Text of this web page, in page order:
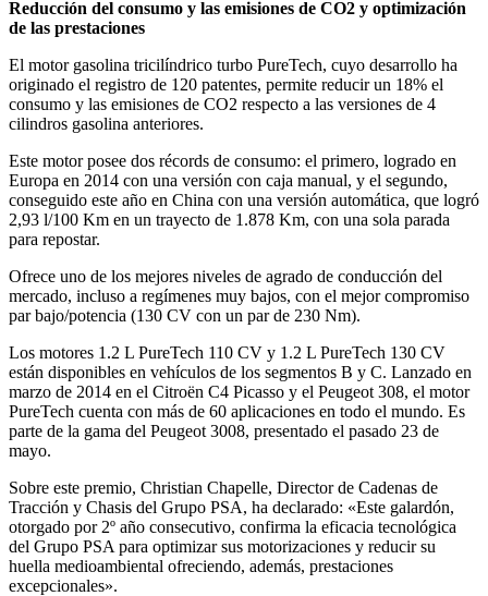
Reducción del consumo y las emisiones de CO2 y optimización
de las prestaciones
El motor gasolina tricilíndrico turbo PureTech, cuyo desarrollo ha
originado el registro de 120 patentes, permite reducir un 18% el
consumo y las emisiones de CO2 respecto a las versiones de 4
cilindros gasolina anteriores.
Este motor posee dos récords de consumo: el primero, logrado en
Europa en 2014 con una versión con caja manual, y el segundo,
conseguido este año en China con una versión automática, que logró
2,93 l/100 Km en un trayecto de 1.878 Km, con una sola parada
para repostar.
Ofrece uno de los mejores niveles de agrado de conducción del
mercado, incluso a regímenes muy bajos, con el mejor compromiso
par bajo/potencia (130 CV con un par de 230 Nm).
Los motores 1.2 L PureTech 110 CV y 1.2 L PureTech 130 CV
están disponibles en vehículos de los segmentos B y C. Lanzado en
marzo de 2014 en el Citroën C4 Picasso y el Peugeot 308, el motor
PureTech cuenta con más de 60 aplicaciones en todo el mundo. Es
parte de la gama del Peugeot 3008, presentado el pasado 23 de
mayo.
Sobre este premio, Christian Chapelle, Director de Cadenas de
Tracción y Chasis del Grupo PSA, ha declarado: «Este galardón,
otorgado por 2º año consecutivo, confirma la eficacia tecnológica
del Grupo PSA para optimizar sus motorizaciones y reducir su
huella medioambiental ofreciendo, además, prestaciones
excepcionales».